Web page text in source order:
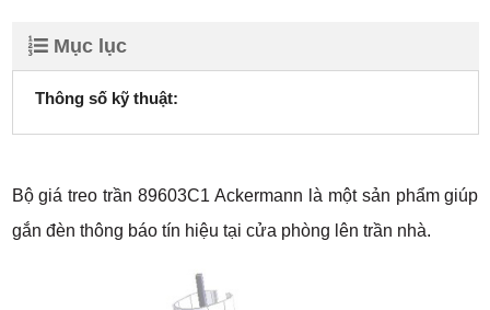
Mục lục
Thông số kỹ thuật:
Bộ giá treo trần 89603C1 Ackermann là một sản phẩm giúp
gắn đèn thông báo tín hiệu tại cửa phòng lên trần nhà.